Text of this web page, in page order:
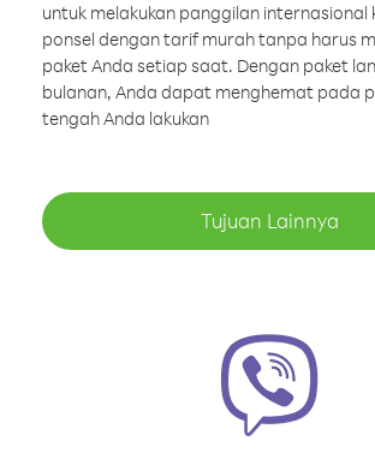
untuk melakukan panggilan internasional
ponsel dengan tarif murah tanpa harus
paket Anda setiap saat. Dengan paket
bulanan, Anda dapat menghemat pada
tengah Anda lakukan
Tujuan Lainnya